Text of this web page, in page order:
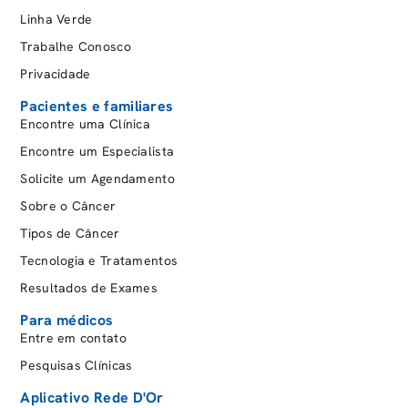
para liberação do acesso:
cadastrados na clínica.
Informe o código de acesso recebido e clique
Cadastre uma senha com 8 caracteres,
Faça login com o
os termos e condições de uso.
Restou alguma dúvida? Entre em contato com o
nosso time por meio do e-mail:
aplicativo@oncologiador.com.br
Baixe Aqui
Linha Verde
Trabalhe Conosco
Privacidade
Pacientes e familiares
Encontre uma Clínica
Encontre um Especialista
Solicite um Agendamento
Sobre o Câncer
Tipos de Câncer
Tecnologia e Tratamentos
Resultados de Exames
Para médicos
Entre em contato
Pesquisas Clínicas
Aplicativo Rede D'Or